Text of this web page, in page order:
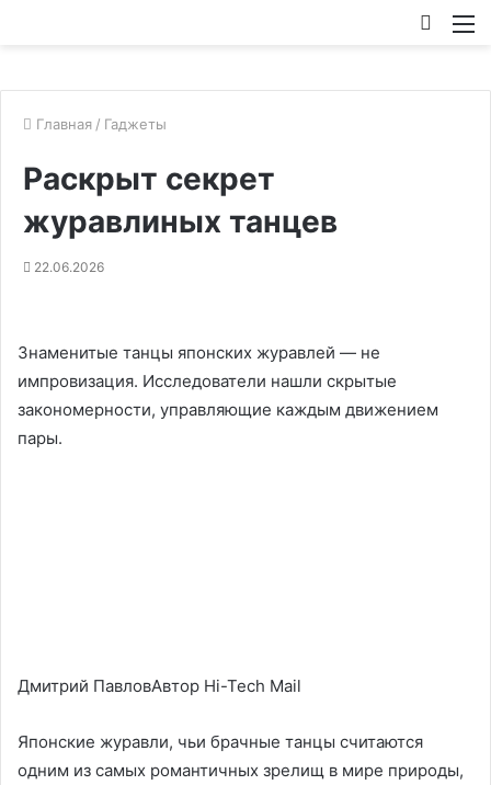
Главная / Гаджеты
Раскрыт секрет
журавлиных танцев
22.06.2026
Знаменитые танцы японских журавлей — не
импровизация. Исследователи нашли скрытые
закономерности, управляющие каждым движением
пары.
Дмитрий ПавловАвтор Hi-Tech Mail
Японские журавли, чьи брачные танцы считаются
одним из самых романтичных зрелищ в мире природы,